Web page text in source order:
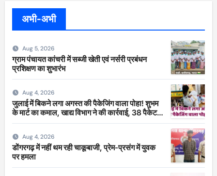
अभी-अभी
Aug 5, 2026
ग्राम पंचायत कांचरी में सब्जी खेती एवं नर्सरी प्रबंधन
प्रशिक्षण का शुभारंभ
Aug 4, 2026
जुलाई में बिकने लगा अगस्त की पैकेजिंग वाला पोहा! शुभम
के मार्ट का कमाल, खाद्य विभाग ने की कार्रवाई, 38 पैकेट
सीज
Aug 4, 2026
डोंगरगढ़ में नहीं थम रही चाकूबाजी, प्रेम-प्रसंग में युवक
पर हमला